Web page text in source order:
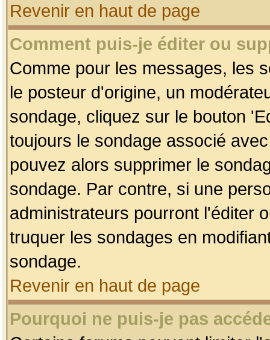
Revenir en haut de page
Comment puis-je éditer ou
Comme pour les messages, les
le posteur d'origine, un
sondage, cliquez sur le bouton
toujours le sondage associé
pouvez alors supprimer le
sondage. Par contre, si une
administrateurs pourront l'éditer
truquer les sondages en
sondage.
Revenir en haut de page
Pourquoi ne puis-je pas